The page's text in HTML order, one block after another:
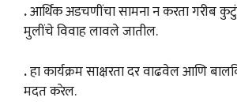
.आर्थिक अडचणींचा सामना न करता गरीब
मुलींचे विवाह लावले जातील.
.हा कार्यक्रम साक्षरता दर वाढवेल आणि
मदत करेल.